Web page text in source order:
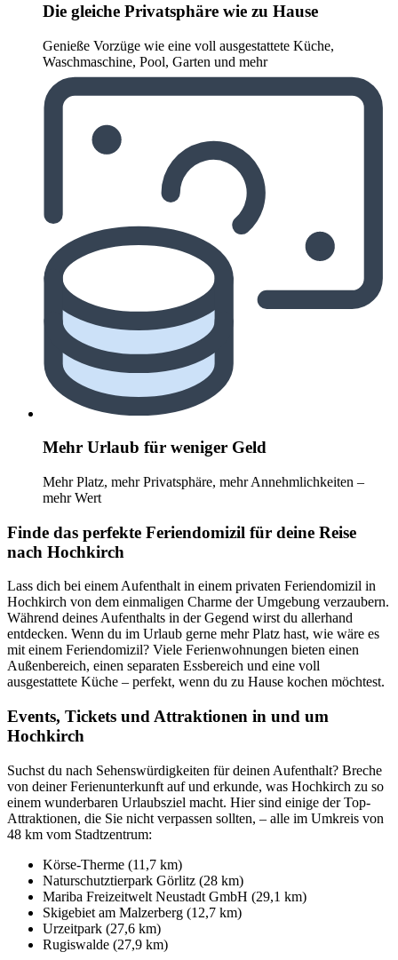
Die gleiche Privatsphäre wie zu Hause
Genieße Vorzüge wie eine voll ausgestattete Küche,
Waschmaschine, Pool, Garten und mehr
Mehr Urlaub für weniger Geld
Mehr Platz, mehr Privatsphäre, mehr Annehmlichkeiten –
mehr Wert
Finde das perfekte Feriendomizil für deine Reise
nach Hochkirch
Lass dich bei einem Aufenthalt in einem privaten Feriendomizil in
Hochkirch von dem einmaligen Charme der Umgebung verzaubern.
Während deines Aufenthalts in der Gegend wirst du allerhand
entdecken. Wenn du im Urlaub gerne mehr Platz hast, wie wäre es
mit einem Feriendomizil? Viele Ferienwohnungen bieten einen
Außenbereich, einen separaten Essbereich und eine voll
ausgestattete Küche – perfekt, wenn du zu Hause kochen möchtest.
Events, Tickets und Attraktionen in und um
Hochkirch
Suchst du nach Sehenswürdigkeiten für deinen Aufenthalt? Breche
von deiner Ferienunterkunft auf und erkunde, was Hochkirch zu so
einem wunderbaren Urlaubsziel macht. Hier sind einige der Top-
Attraktionen, die Sie nicht verpassen sollten, – alle im Umkreis von
48 km vom Stadtzentrum:
Körse-Therme (11,7 km)
Naturschutztierpark Görlitz (28 km)
Mariba Freizeitwelt Neustadt GmbH (29,1 km)
Skigebiet am Malzerberg (12,7 km)
Urzeitpark (27,6 km)
Rugiswalde (27,9 km)